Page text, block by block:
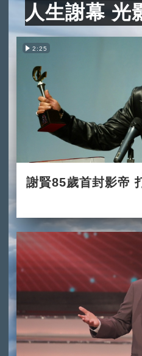
人生謝幕 光
2:25
謝賢85歲首封影帝